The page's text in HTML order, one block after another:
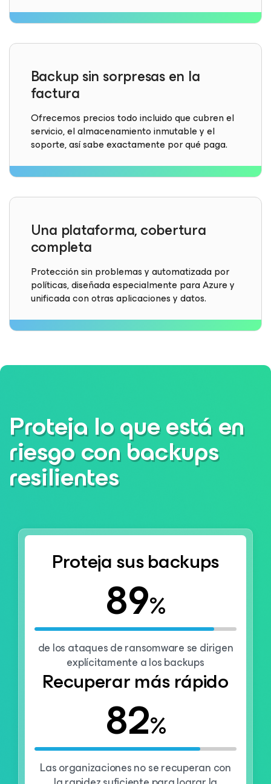
Backup sin sorpresas en la
factura
Ofrecemos precios todo incluido que cubren el
servicio, el almacenamiento inmutable y el
soporte, así sabe exactamente por qué paga.
Una plataforma, cobertura
completa
Protección sin problemas y automatizada por
políticas, diseñada especialmente para Azure y
unificada con otras aplicaciones y datos.
Proteja lo que está en
riesgo conbackups
resilientes
Proteja sus backups
89%
de los ataques de ransomware se dirigen
explícitamente a los backups
Recuperar más rápido
82%
Las organizaciones no se recuperan con